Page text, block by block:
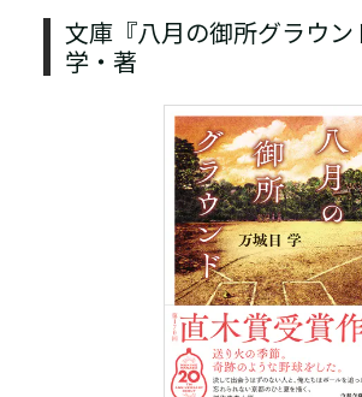
文庫『八月の御所グラウン
学・著